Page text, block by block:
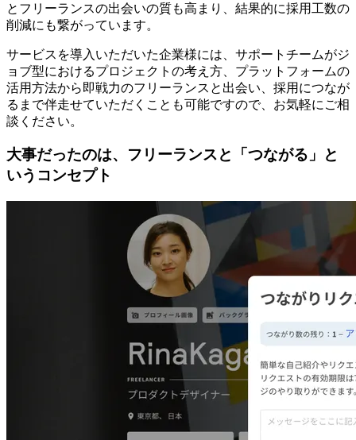
とフリーランスの出会いの質も高まり、結果的に採用工数の
削減にも繋がっています。
サービスを導入いただいた企業様には、サポートチームがジ
ョブ型におけるプロジェクトの考え方、プラットフォームの
活用方法から即戦力のフリーランスと出会い、採用につなが
るまで伴走せていただくことも可能ですので、お気軽にご相
談ください。
大事だったのは、フリーランスと「つながる」と
いうコンセプト